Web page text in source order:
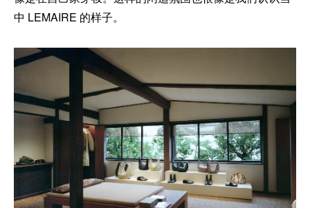
中 LEMAIRE 的样子。